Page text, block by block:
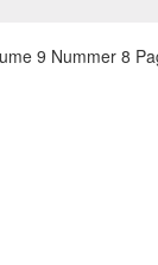
9 Nummer 8